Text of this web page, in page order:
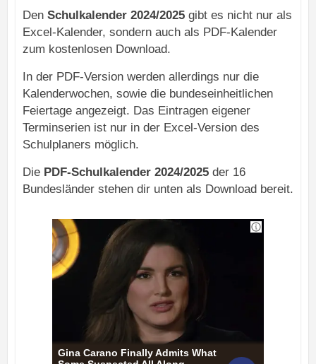
Den Schulkalender 2024/2025gibt es nicht nur als
Excel-Kalender, sondern auch als PDF-Kalender
zum kostenlosen Download.
In der PDF-Version werden allerdings nur die
Kalenderwochen, sowie die bundeseinheitlichen
Feiertage angezeigt. Das Eintragen eigener
Terminserien ist nur in der Excel-Version des
Schulplaners möglich.
Die PDF-Schulkalender 2024/2025der 16
Bundesländer stehen dir unten als Download bereit.